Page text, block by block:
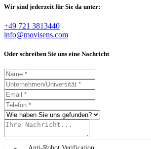
Wir sind jederzeit für Sie da unter:
+49 721 3813440
info@movisens.com
Oder schreiben Sie uns eine Nachricht